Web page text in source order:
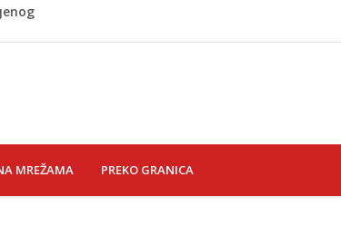
MREŽAMA PREKO GRANICA